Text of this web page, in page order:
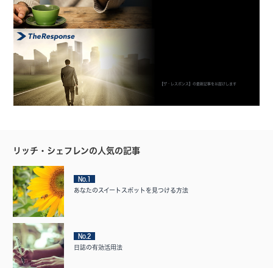
【ザ・レスポンス】の最新記事をお届けします
リッチ・シェフレンの人気の記事
No.1
あなたのスイートスポットを見つける方法
No.2
日誌の有効活用法